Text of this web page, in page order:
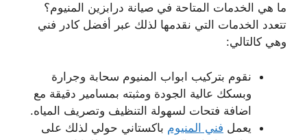
ما هي الخدمات المتاحة في صيانة درابزين المنيوم؟
تتعدد الخدمات التي نقدمها لذلك عبر أفضل كادر فني
وهي كالتالي:
نقوم بتركيب ابواب المنيوم سحابة وجرارة
وبسكك عالية الجودة ومثبته بمسامير دقيقة مع
اضافة فتحات لسهولة التنظيف وتصريف المياه.
يعمل فني المنيوم باكستاني حولي لذلك على